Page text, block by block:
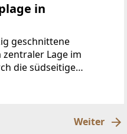
in
geschnittene
Lage im
die südseitige
gelegen.Derzeit
den 60er-Jahren mit
Weiter